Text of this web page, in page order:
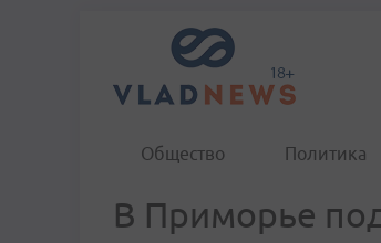
Общество Политика
В Приморье